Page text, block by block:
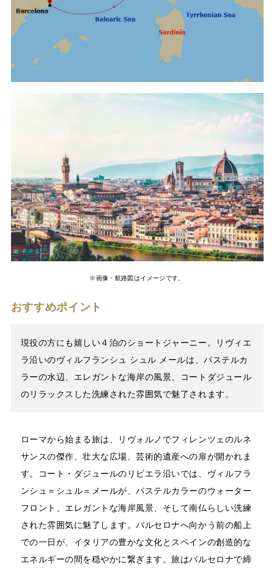
※画像・航路図はイメージです。
おすすめポイント
現役の方にも嬉しい４泊のショートジャーニー。リヴィエ
ラ沿いのヴィルフランシュ シュル メールは、パステルカ
ラーの水辺、エレガントな海岸の風景、コートダジュール
のリラックスした洗練された雰囲気で魅了されます。
ローマから始まる旅は、リヴォルノでフィレンツェのルネ
サンスの傑作、壮大な広場、芸術的遺産への扉が開かれま
す。コート・ダジュールのリビエラ沿いでは、ヴィルフラ
ンシュ＝シュル＝メールが、パステルカラーのウォーター
フロント、エレガントな海岸風景、そして南仏らしい洗練
された雰囲気に魅了します。バルセロナへ向かう前の船上
での一日が、イタリアの豊かな文化とスペインの創造的な
エネルギーの間を穏やかに繋ぎます。旅はバルセロナで締